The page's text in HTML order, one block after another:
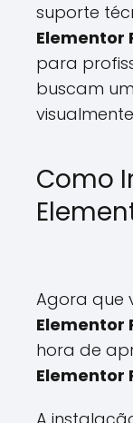
suporte
Elementor
para
buscam
Como
Agora que
Elementor
hora de
Elementor